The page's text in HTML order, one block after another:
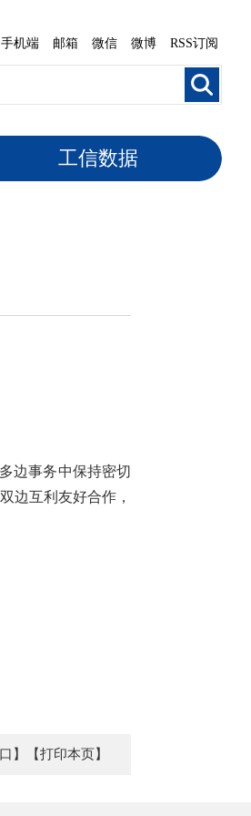
手机端 邮箱 微信 微博 RSS订阅
工信数据
边事务中保持密切
边互利友好合作，
】 【打印本页】